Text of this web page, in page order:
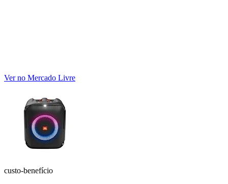
Ver no Mercado Livre
custo-benefício